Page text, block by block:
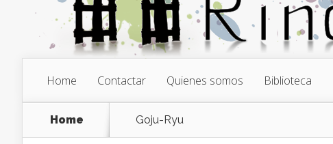
Home Contactar Quienes somos Biblioteca
Home Goju-Ryu